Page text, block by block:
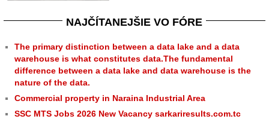
NAJČÍTANEJŠIE VO FÓRE
The primary distinction between a data lake and a data
warehouse is what constitutes data.The fundamental
difference between a data lake and data warehouse is the
nature of the data.
Commercial property in Naraina Industrial Area
SSC MTS Jobs 2026 New Vacancy sarkariresults.com.tc